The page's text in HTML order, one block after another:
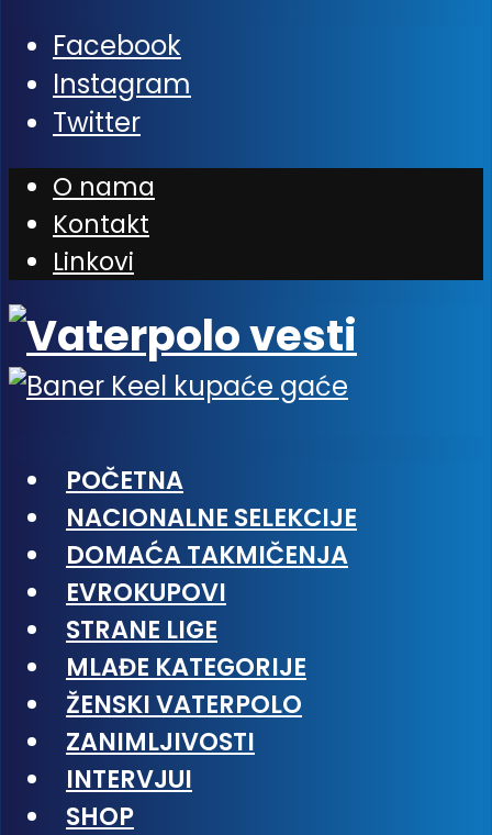
Facebook
Instagram
Twitter
O nama
Kontakt
Linkovi
POČETNA
NACIONALNE SELEKCIJE
DOMAĆA TAKMIČENJA
EVROKUPOVI
STRANE LIGE
MLAĐE KATEGORIJE
ŽENSKI VATERPOLO
ZANIMLJIVOSTI
INTERVJUI
SHOP